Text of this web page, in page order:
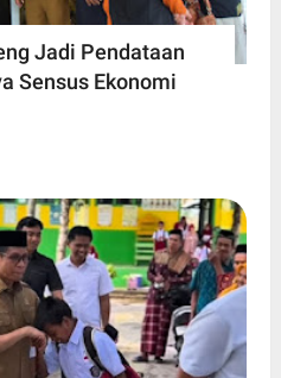
Jadi Pendataan
Sensus Ekonomi